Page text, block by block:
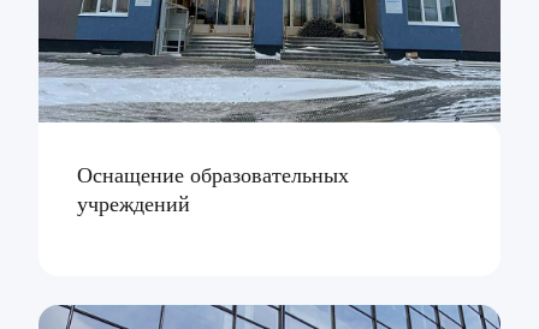
Оснащение образовательных
учреждений